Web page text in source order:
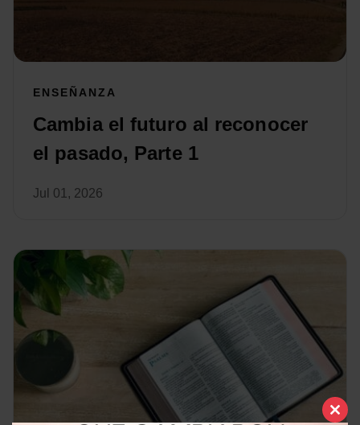
ENSEÑANZA
Cambia el futuro al reconocer
el pasado, Parte 1
Jul 01, 2026